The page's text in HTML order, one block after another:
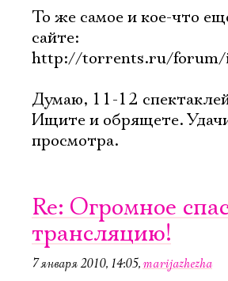
То же самое и кое-что
сайте:
http://torrents.ru/forum/
Думаю, 11-12
Ищите и обрящете.
просмотра.
Re: Огромное
трансляцию!
7 января 2010, 14:05,marijazhezha